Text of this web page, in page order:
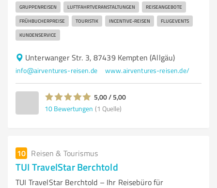
GRUPPENREISEN LUFTFAHRTVERANSTALTUNGEN REISEANGEBOTE
FRÜHBUCHERPREISE TOURISTIK INCENTIVE-REISEN FLUGEVENTS
KUNDENSERVICE
Unterwanger Str. 3, 87439 Kempten (Allgäu)
info@airventures-reisen.de www.airventures-reisen.de/
5,00 / 5,00
10 Bewertungen (1 Quelle)
10 Reisen & Tourismus
TUI TravelStar Berchtold
TUI TravelStar Berchtold – Ihr Reisebüro für